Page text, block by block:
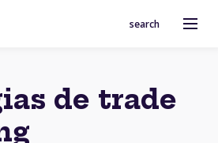
search
de trade